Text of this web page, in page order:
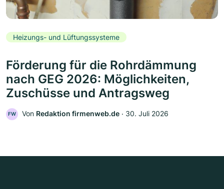
Heizungs- und Lüftungssysteme
Förderung für die Rohrdämmung
nach GEG 2026: Möglichkeiten,
Zuschüsse und Antragsweg
FW Von Redaktion firmenweb.de ‧ 30. Juli 2026